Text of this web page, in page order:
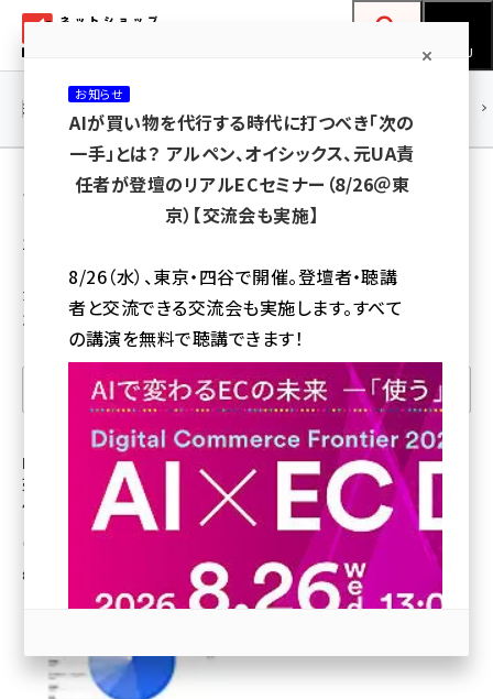
ン
ネットショップ担当者フォーラム
MENU
yahoo (1906)
楽天 (1874)
アスクル (1122)
base (1081)
ビィ・フォアード (776)
revico (744)
連載・特集 |
メール の 記事（人気順）
100記事
カテゴリ：メール
並び順：人気順
表示記事を絞り込む
ECサイトの「カゴ落ち」は63%、機会損失額は
売上の2.8倍、「カゴ落ち」メールの平均開封率
42%【2026年上半期】
8月3日 8:30
お知らせ
AIが買い物を代行する時代に打つべき「次の
一手」とは？ アルペン、オイシックス、元UA責
任者が登壇のリアルECセミナー（8/26＠東
京）【交流会も実施】
8/26（水）、東京・四谷で開催。登壇者・聴講
者と交流できる交流会も実施します。すべて
の講演を無料で聴講できます！